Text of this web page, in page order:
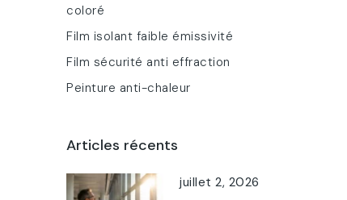
coloré
Film isolant faible émissivité
Film sécurité anti effraction
Peinture anti-chaleur
Articles récents
juillet 2, 2026